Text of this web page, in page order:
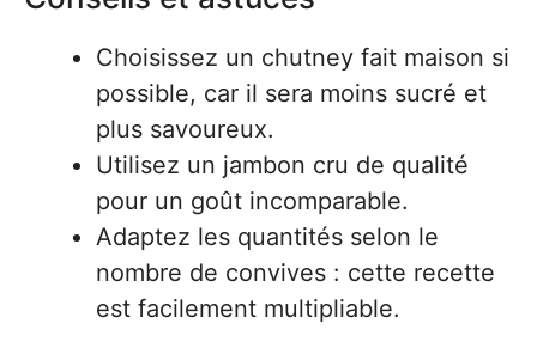
Choisissez un chutney fait maison si
possible, car il sera moins sucré et
plus savoureux.
Utilisez un jambon cru de qualité
pour un goût incomparable.
Adaptez les quantités selon le
nombre de convives : cette recette
est facilement multipliable.